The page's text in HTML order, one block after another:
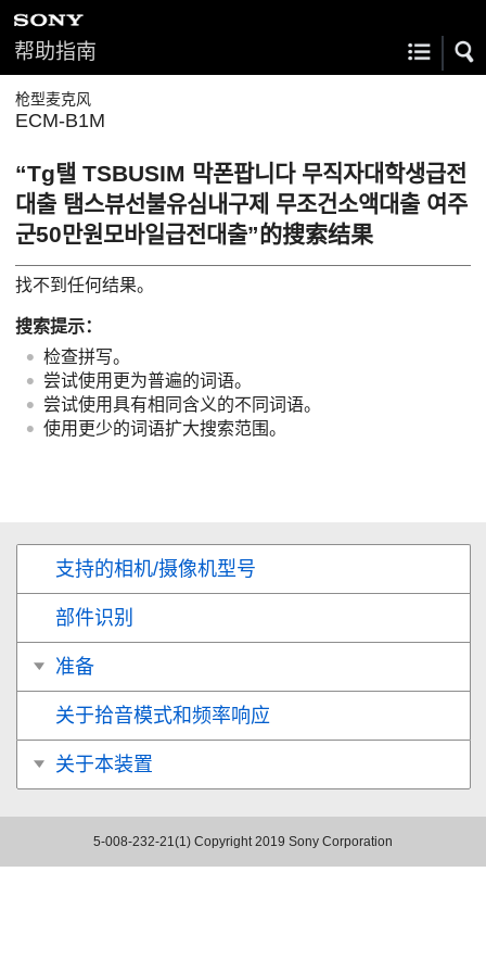
帮助指南
枪型麦克风
ECM-B1M
“Tg탤 TSBUSIM 막폰팝니다 무직자대학생급전
대출 탬스뷰선불유심내구제 무조건소액대출 여주
군50만원모바일급전대출”的搜索结果
找不到任何结果。
搜索提示：
检查拼写。
尝试使用更为普遍的词语。
尝试使用具有相同含义的不同词语。
使用更少的词语扩大搜索范围。
支持的相机/摄像机型号
部件识别
准备
关于拾音模式和频率响应
关于本装置
5-008-232-21(1) Copyright 2019 Sony Corporation